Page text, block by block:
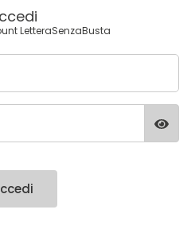
LetteraSenzaBusta